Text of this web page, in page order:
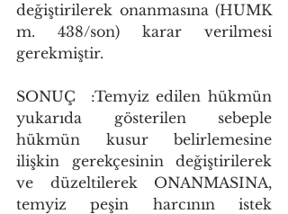
değiştirilerek onanmasına (HUMK
m. 438/son) karar verilmesi
gerekmiştir.
SONUÇ	:Temyiz edilen hükmün
yukarıda gösterilen sebeple
hükmün kusur belirlemesine
ilişkin gerekçesinin değiştirilerek
ve düzeltilerek ONANMASINA,
temyiz peşin harcının istek